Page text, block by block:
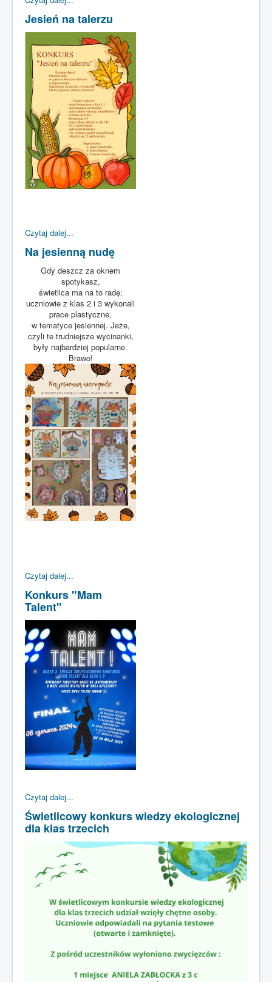
Jesień na talerzu
Czytaj dalej...
Na jesienną nudę
Gdy deszcz za oknem
spotykasz,
świetlica ma na to radę:
uczniowie z klas 2 i 3 wykonali
prace plastyczne,
w tematyce jesiennej. Jeże,
czyli te trudniejsze wycinanki,
były najbardziej popularne.
Brawo!
Czytaj dalej...
Konkurs "Mam
Talent"
Czytaj dalej...
Świetlicowy konkurs wiedzy ekologicznej
dla klas trzecich